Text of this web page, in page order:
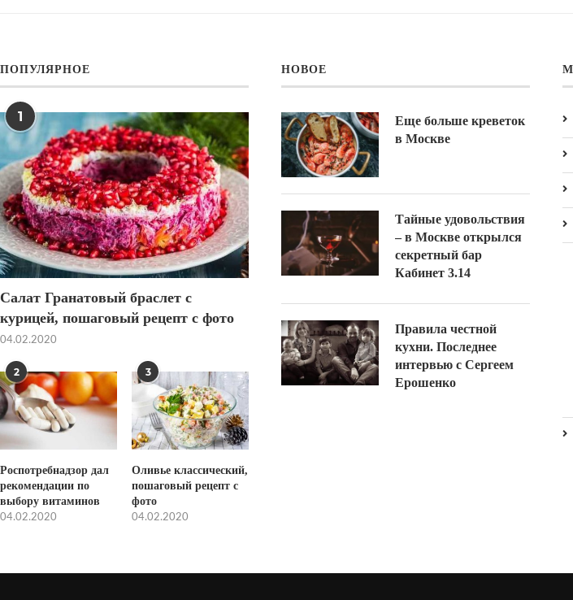
ПОПУЛЯРНОЕ
1
Салат Гранатовый браслет с
курицей, пошаговый рецепт с фото
04.02.2020
2
Роспотребнадзор дал
рекомендации по
выбору витаминов
04.02.2020
3
Оливье классический,
пошаговый рецепт с
фото
04.02.2020
НОВОЕ
Еще больше креветок
в Москве
Тайные удовольствия
– в Москве открылся
секретный бар
Кабинет 3.14
Правила честной
кухни. Последнее
интервью с Сергеем
Ерошенко
Нежная творожная шарлотка
с яблоками, пошаговый рецепт
с...
04.Фев.2020
рецепт с фото